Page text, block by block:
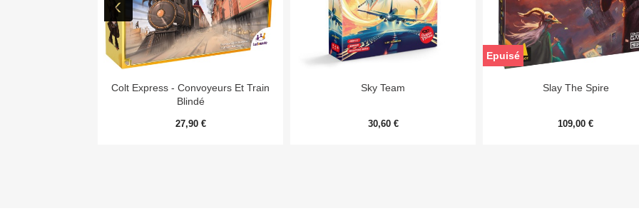
Aperçu rapide
Colt Express - Convoyeurs Et Train
Blindé
27,90 €
Aperçu rapide
Sky Team
30,60 €
Aperçu rapide
Slay The Spire
109,00 €
Epuisé